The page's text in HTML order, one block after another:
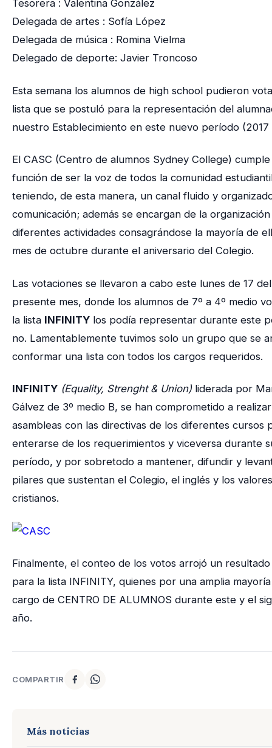
Tesorera : Valentina González
Delegada de artes : Sofía López
Delegada de música : Romina Vielma
Delegado de deporte: Javier Troncoso
Esta semana los alumnos de high school pudieron
lista que se postuló para la representación del
nuestro Establecimiento en este nuevo período (2017
El CASC (Centro de alumnos Sydney College) cumple
función de ser la voz de todos la comunidad
teniendo, de esta manera, un canal fluido y
comunicación; además se encargan de la
diferentes actividades consagrándose la mayoría de
mes de octubre durante el aniversario del Colegio.
Las votaciones se llevaron a cabo este lunes de 17 del
presente mes, donde los alumnos de 7º a 4º medio
la lista INFINITY los podía representar durante este
no. Lamentablemente tuvimos solo un grupo que se
conformar una lista con todos los cargos requeridos.
INFINITY (Equality, Strenght & Union) liderada por
Gálvez de 3º medio B, se han comprometido a realizar
asambleas con las directivas de los diferentes cursos
enterarse de los requerimientos y viceversa durante
período, y por sobretodo a mantener, difundir y
pilares que sustentan el Colegio, el inglés y los valores
cristianos.
Finalmente, el conteo de los votos arrojó un
para la lista INFINITY, quienes por una amplia
cargo de CENTRO DE ALUMNOS durante este y el
año.
COMPARTIR
Más noticias